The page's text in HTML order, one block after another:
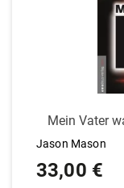
Mein Vater
Jason Mason
33,00 €